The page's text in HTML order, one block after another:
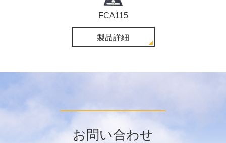
FCA115
製品詳細
お問い合わせ